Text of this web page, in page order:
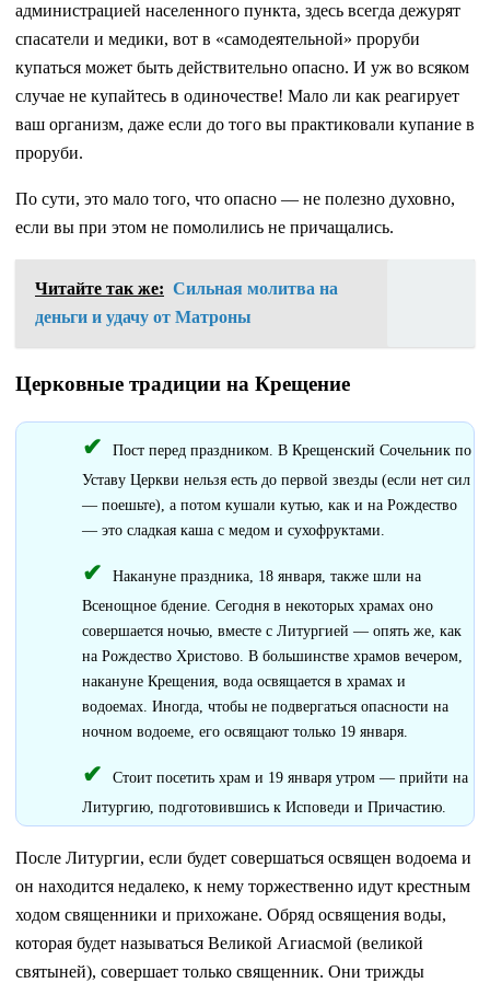
администрацией населенного пункта, здесь всегда дежурят
спасатели и медики, вот в «самодеятельной» проруби
купаться может быть действительно опасно. И уж во всяком
случае не купайтесь в одиночестве! Мало ли как реагирует
ваш организм, даже если до того вы практиковали купание в
проруби.
По сути, это мало того, что опасно — не полезно духовно,
если вы при этом не помолились не причащались.
Читайте так же: Сильная молитва на
деньги и удачу от Матроны
Церковные традиции на Крещение
Пост перед праздником. В Крещенский Сочельник по
Уставу Церкви нельзя есть до первой звезды (если нет сил
— поешьте), а потом кушали кутью, как и на Рождество
— это сладкая каша с медом и сухофруктами.
Накануне праздника, 18 января, также шли на
Всенощное бдение. Сегодня в некоторых храмах оно
совершается ночью, вместе с Литургией — опять же, как
на Рождество Христово. В большинстве храмов вечером,
накануне Крещения, вода освящается в храмах и
водоемах. Иногда, чтобы не подвергаться опасности на
ночном водоеме, его освящают только 19 января.
Стоит посетить храм и 19 января утром — прийти на
Литургию, подготовившись к Исповеди и Причастию.
После Литургии, если будет совершаться освящен водоема и
он находится недалеко, к нему торжественно идут крестным
ходом священники и прихожане. Обряд освящения воды,
которая будет называться Великой Агиасмой (великой
святыней), совершает только священник. Они трижды